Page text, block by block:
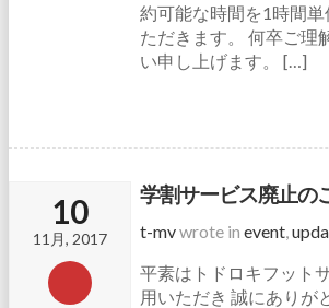
約可能な時間を1時間
ただきます。 何卒ご理
い申し上げます。 […]
10
11月, 2017
学割サービス廃止の
t-mvwrote in event,
平素はトドロキフット
用いただき 誠にありが